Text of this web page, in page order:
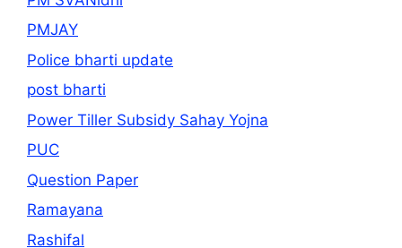
PMJAY
Police bharti update
post bharti
Power Tiller Subsidy Sahay Yojna
PUC
Question Paper
Ramayana
Rashifal